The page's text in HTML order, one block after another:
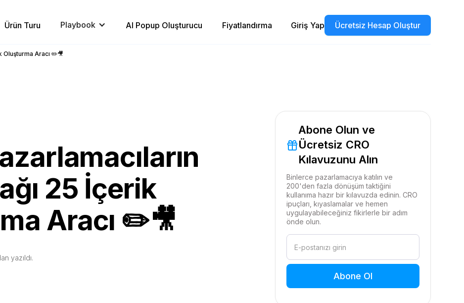
Ürün Turu Playbook AI Popup Oluşturucu Fiyatlandırma Giriş Yap Ücretsiz Hesap Oluştur
Oluşturma Aracı ✏️🎥
25 İçerik
Aracı ✏️🎥
yazıldı.
Abone Olun ve
Ücretsiz CRO
Kılavuzunu Alın
Binlerce pazarlamacıya katılın ve
200'den fazla dönüşüm taktiğini
kullanıma hazır bir kılavuzda edinin. CRO
ipuçları, kıyaslamalar ve hemen
uygulayabileceğiniz fikirlerle bir adım
önde olun.